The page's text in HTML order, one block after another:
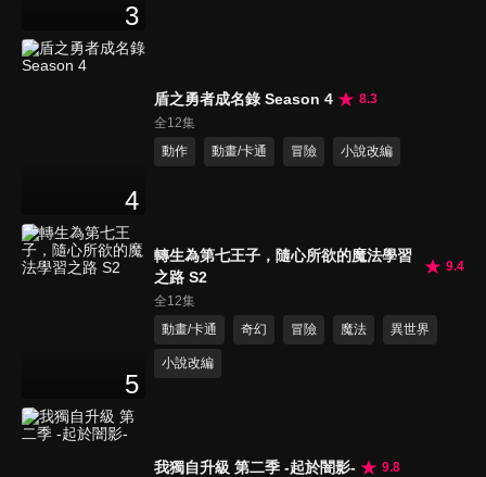
3
4
盾之勇者成名錄 Season 4
8.3
全12集
動作
動畫/卡通 冒險 小說改編
5
轉生為第七王子，隨心所欲的魔法學習
之路 S2
9.4
全12集
動畫/卡通
奇幻 冒險 魔法 異世界
小說改編
我獨自升級 第二季 -起於闇影-
9.8